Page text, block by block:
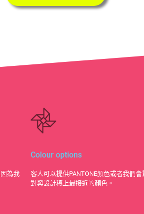
為我
Colour options
客人可以提供PANTONE顏色或者我們會
對與設計稿上最接近的顏色。